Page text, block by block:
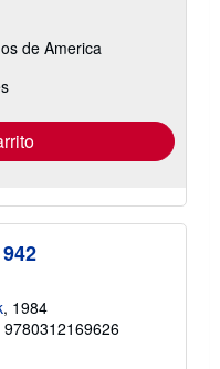
de America
, 1984
9780312169626